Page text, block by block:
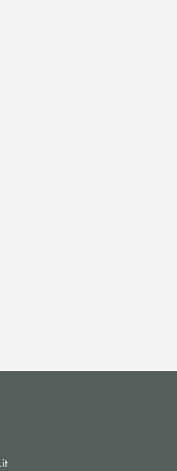
(si apre l’app di posta elettronica)